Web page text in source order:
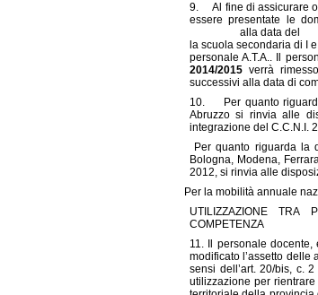
9. Al fine di assicurare
essere presentate le
alla data del per
la scuola secondaria di
personale A.T.A.. Il
2014/2015 verrà
successivi alla data di
10. Per quanto
Abruzzo si rinvia alle
integrazione del C.C.N.I.
Per quanto riguarda la
Bologna, Modena,
2012, si rinvia alle
Per la mobilità annuale
UTILIZZAZIONE TRA
COMPETENZA
11. Il personale
modificato l’assetto
sensi dell’art. 20/bis, c.
utilizzazione per